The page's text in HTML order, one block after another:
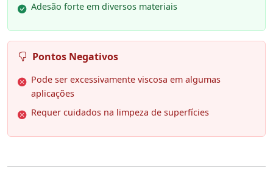
Adesão forte em diversos materiais
Pontos Negativos
Pode ser excessivamente viscosa em algumas
aplicações
Requer cuidados na limpeza de superfícies